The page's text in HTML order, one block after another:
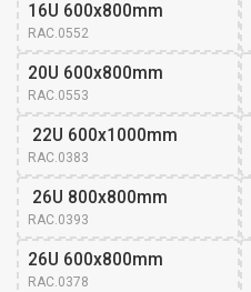
16U 600x800mm
RAC.0552
20U 600x800mm
RAC.0553
22U 600x1000mm
RAC.0383
26U 800x800mm
RAC.0393
26U 600x800mm
RAC.0378